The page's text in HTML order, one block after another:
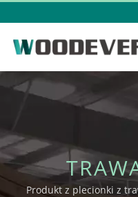
Produkt z plecionki z